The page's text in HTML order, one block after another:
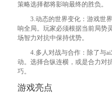
策略选择都将影响最终的胜负。
3.动态的世界变化：游戏世
响全局。玩家必须根据当前局势
场智力对抗中保持优势。
4.多人对战与合作：除了与
动。选择合纵连横，或是合力对
巧。
游戏亮点